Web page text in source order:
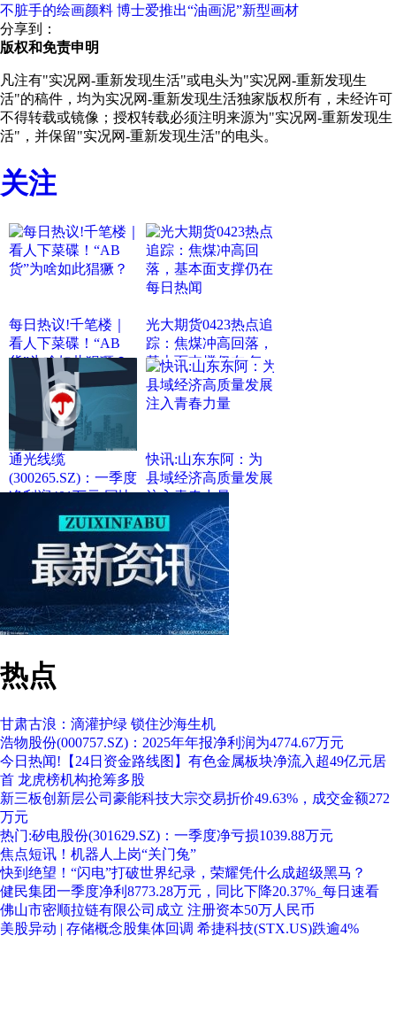
不脏手的绘画颜料 博士爱推出“油画泥”新型画材
分享到：
版权和免责申明
凡注有"实况网-重新发现生活"或电头为"实况网-重新发现生
活"的稿件，均为实况网-重新发现生活独家版权所有，未经许可
不得转载或镜像；授权转载必须注明来源为"实况网-重新发现生
活"，并保留"实况网-重新发现生活"的电头。
关注
每日热议!千笔楼｜
看人下菜碟！“AB
货”为啥如此猖獗？
光大期货0423热点追
踪：焦煤冲高回落，
基本面支撑仍在 每
日热闻
通光线缆
(300265.SZ)：一季度
净利润401万元 同比
下降28.15%_焦点热
快讯:山东东阿：为
县域经济高质量发展
注入青春力量
热点
甘肃古浪：滴灌护绿 锁住沙海生机
浩物股份(000757.SZ)：2025年年报净利润为4774.67万元
今日热闻!【24日资金路线图】有色金属板块净流入超49亿元居
首 龙虎榜机构抢筹多股
新三板创新层公司豪能科技大宗交易折价49.63%，成交金额272
万元
热门:矽电股份(301629.SZ)：一季度净亏损1039.88万元
焦点短讯！机器人上岗“关门兔”
快到绝望！“闪电”打破世界纪录，荣耀凭什么成超级黑马？
健民集团一季度净利8773.28万元，同比下降20.37%_每日速看
佛山市密顺拉链有限公司成立 注册资本50万人民币
美股异动 | 存储概念股集体回调 希捷科技(STX.US)跌逾4%